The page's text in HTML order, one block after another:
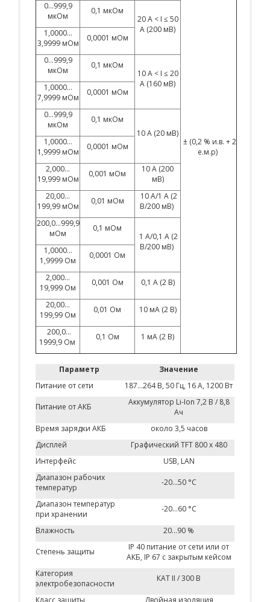
± (0,2 % и.в. + 2
е.м.р)
0…999,9
мкОм
0,1 мкОм
20 A < I ≤ 50
A (200 мВ)
1,0000…
3,9999 мОм
0,0001 мОм
0…999,9
мкОм
0,1 мкОм
10 A < I ≤ 20
A (160 мВ)
1,0000…
7,9999 мОм
0,0001 мОм
0…999,9
мкОм
0,1 мкОм
10 А (20 мВ)
1,0000…
1,9999 мОм
0,0001 мОм
2,000…
19,999 мОм
0,001 мОм
10 А (200
мВ)
20,00…
199,99 мОм
0,01 мОм
10 А/1 А (2
В/200 мВ)
200,0…999,9
мОм
0,1 мОм
1 А/0,1 А (2
В/200 мВ)
1,0000…
1,9999 Ом
0,0001 Ом
2,000…
19,999 Ом
0,001 Ом 0,1 А (2 В)
20,00…
199,99 Ом
0,01 Ом 10 мА (2 В)
200,0…
1999,9 Ом
0,1 Ом 1 мА (2 В)
Параметр
Значение
Питание от сети
187…264 В, 50 Гц, 16 А, 1200 Вт
Питание от АКБ
Аккумулятор Li-Ion 7,2 В / 8,8
Ач
Время зарядки АКБ
около 3,5 часов
Дисплей
Графический TFT 800 х 480
Интерфейс
USB, LAN
Диапазон рабочих
температур
-20…50 °C
Диапазон температур
при хранении
-20…60 °C
Влажность 20…90 %
Степень защиты
IP 40 питание от сети или от
АКБ, IP 67 с закрытым кейсом
Категория
электробезопасности
КАТ II / 300 В
Класс защиты Двойная изоляция